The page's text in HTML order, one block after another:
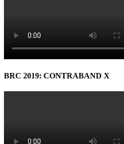
BRC 2019: CONTRABAND X